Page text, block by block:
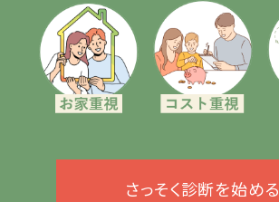
さっそく診断を始める